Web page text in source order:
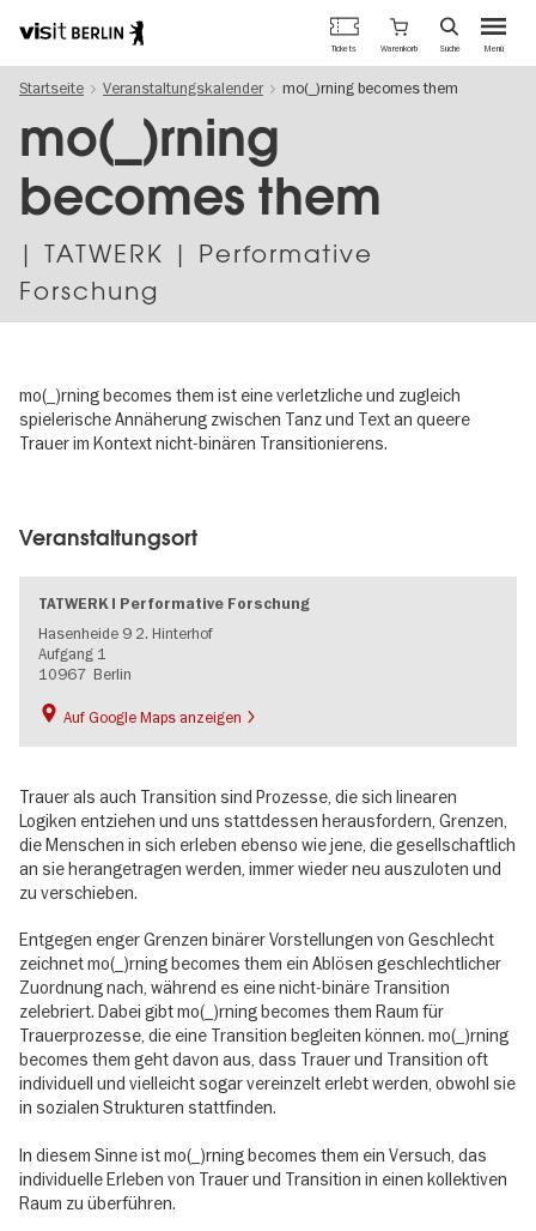
zum
Berlins
offizielles
Tourismusportal
Menü
Tickets Warenkorb Suche
Startseite Veranstaltungskalender mo(_)rning becomes them
mo(_)rning
becomes them
| TATWERK | Performative
Forschung
mo(_)rning becomes them ist eine verletzliche und zugleich
spielerische Annäherung zwischen Tanz und Text an queere
Trauer im Kontext nicht-binären Transitionierens.
Veranstaltungsort
TATWERK | Performative Forschung
Hasenheide 9 2. Hinterhof
Aufgang 1
10967 Berlin
Auf Google Maps anzeigen
Trauer als auch Transition sind Prozesse, die sich linearen
Logiken entziehen und uns stattdessen herausfordern, Grenzen,
die Menschen in sich erleben ebenso wie jene, die gesellschaftlich
an sie herangetragen werden, immer wieder neu auszuloten und
zu verschieben.
Entgegen enger Grenzen binärer Vorstellungen von Geschlecht
zeichnet mo(_)rning becomes them ein Ablösen geschlechtlicher
Zuordnung nach, während es eine nicht-binäre Transition
zelebriert. Dabei gibt mo(_)rning becomes them Raum für
Trauerprozesse, die eine Transition begleiten können. mo(_)rning
becomes them geht davon aus, dass Trauer und Transition oft
individuell und vielleicht sogar vereinzelt erlebt werden, obwohl sie
in sozialen Strukturen stattfinden.
In diesem Sinne ist mo(_)rning becomes them ein Versuch, das
individuelle Erleben von Trauer und Transition in einen kollektiven
Raum zu überführen.